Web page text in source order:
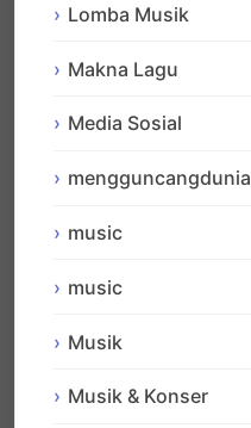
Lomba Musik
Makna Lagu
Media Sosial
mengguncangdunia
music
music
Musik
Musik & Konser